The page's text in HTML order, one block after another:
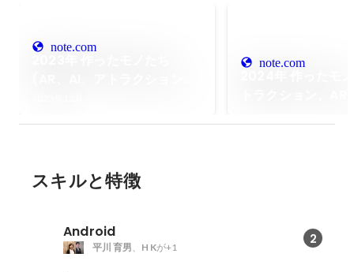
note.com
note.com
スキルと特徴
Android 2
平川 育男、 H Kが+1